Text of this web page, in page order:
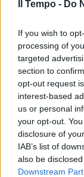
Il Tempo - Do
If you wish to
processing of
targeted
section to
opt-out request
interest-based
us or personal
your opt-out.
disclosure of
IAB’s list of
also be
Downstream